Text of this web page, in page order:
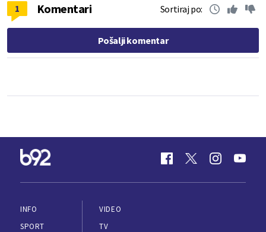
1 Komentari Sortiraj po:
Pošalji komentar
INFO
SPORT
VIDEO
TV